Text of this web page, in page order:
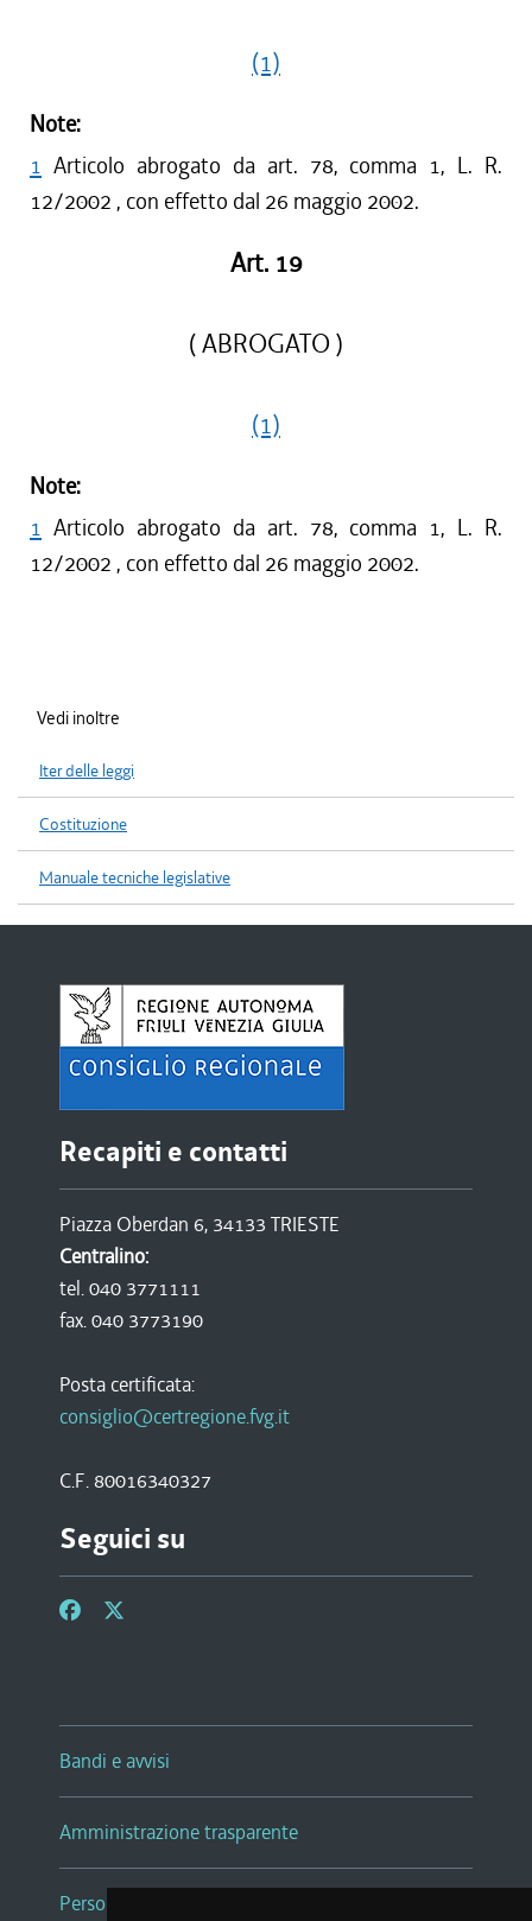
(1)
Note:
1 Articolo abrogato da art. 78, comma 1, L. R.
12/2002 , con effetto dal 26 maggio 2002.
Art. 19
( ABROGATO )
(1)
Note:
1 Articolo abrogato da art. 78, comma 1, L. R.
12/2002 , con effetto dal 26 maggio 2002.
Vedi inoltre
Iter delle leggi
Costituzione
Manuale tecniche legislative
Recapiti e contatti
Piazza Oberdan 6, 34133 TRIESTE
Centralino:
tel. 040 3771111
fax. 040 3773190
Posta certificata:
consiglio@certregione.fvg.it
C.F. 80016340327
Seguici su
Bandi e avvisi
Amministrazione trasparente
Persone e Uffici